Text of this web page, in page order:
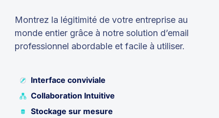
Montrez la légitimité de votre entreprise au
monde entier grâce à notre solution d’email
professionnel abordable et facile à utiliser.
Interface conviviale
Collaboration Intuitive
Stockage sur mesure